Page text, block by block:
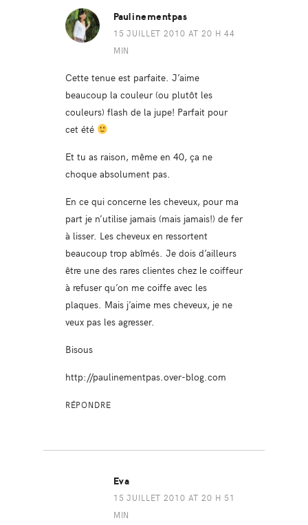
Paulinementpas
15 JUILLET 2010 AT 20 H 44
MIN
Cette tenue est parfaite. J’aime
beaucoup la couleur (ou plutôt les
couleurs) flash de la jupe! Parfait pour
cet été
Et tu as raison, même en 40, ça ne
choque absolument pas.
En ce qui concerne les cheveux, pour ma
part je n’utilise jamais (mais jamais!) de fer
à lisser. Les cheveux en ressortent
beaucoup trop abîmés. Je dois d’ailleurs
être une des rares clientes chez le coiffeur
à refuser qu’on me coiffe avec les
plaques. Mais j’aime mes cheveux, je ne
veux pas les agresser.
Bisous
http://paulinementpas.over-blog.com
RÉPONDRE
Eva
15 JUILLET 2010 AT 20 H 51
MIN